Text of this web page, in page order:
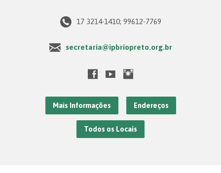
17 3214-1410; 99612-7769
secretaria@ipbriopreto.org.br
Mais Informações Endereços
Todos os Locais